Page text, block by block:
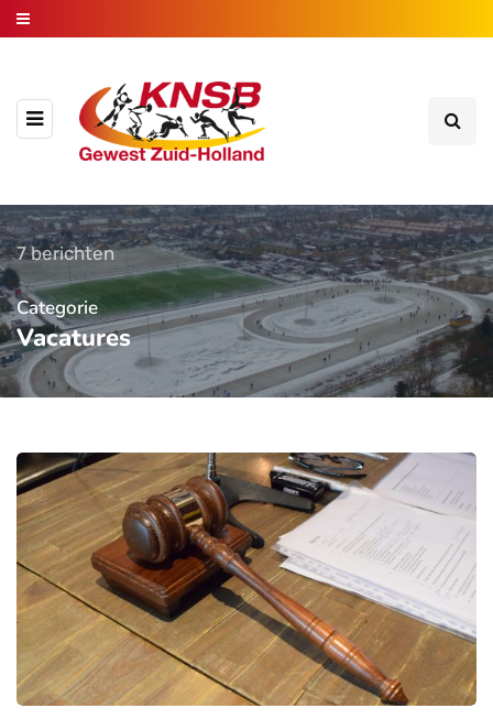
7 berichten
Categorie
Vacatures